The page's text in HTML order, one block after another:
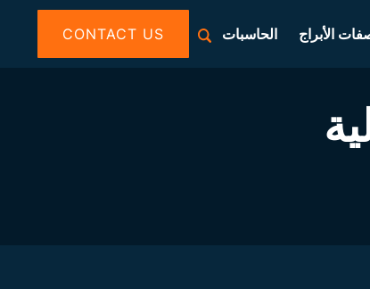
الأبراج الحاسبات CONTACT US